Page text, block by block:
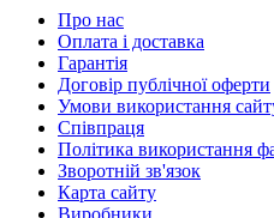
Про нас
Оплата і доставка
Гарантія
Договір публічної оферти
Умови використання
Співпраця
Політика використання
Зворотній зв'язок
Карта сайту